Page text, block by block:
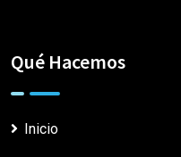
Qué Hacemos
Inicio